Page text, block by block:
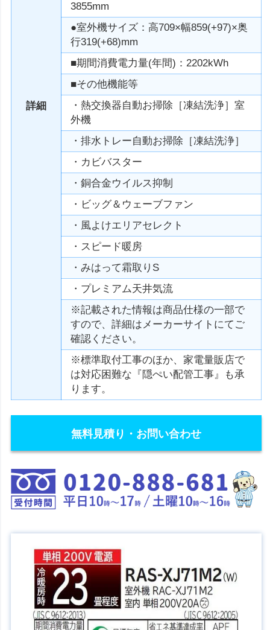
詳細
3855mm
●室外機サイズ：高709×幅859(+97)×奥
行319(+68)mm
■期間消費電力量(年間)：2202kWh
■その他機能等
・熱交換器自動お掃除［凍結洗浄］室
外機
・排水トレー自動お掃除［凍結洗浄］
・カビバスター
・銅合金ウイルス抑制
・ビッグ＆ウェーブファン
・風よけエリアセレクト
・スピード暖房
・みはって霜取りS
・プレミアム天井気流
※記載された情報は商品仕様の一部で
すので、詳細はメーカーサイトにてご
確認ください。
※標準取付工事のほか、家電量販店で
は対応困難な『隠ぺい配管工事』も承
ります。
無料見積り・お問い合わせ